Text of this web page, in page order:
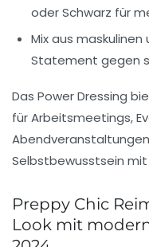
oder Schwarz für
Mix aus
Statement gegen
Das Power Dressing
für Arbeitsmeetings,
Selbstbewusstsein
Preppy Chic
Look mit